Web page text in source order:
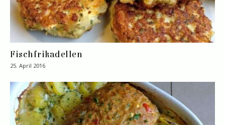
Fischfrikadellen
25. April 2016